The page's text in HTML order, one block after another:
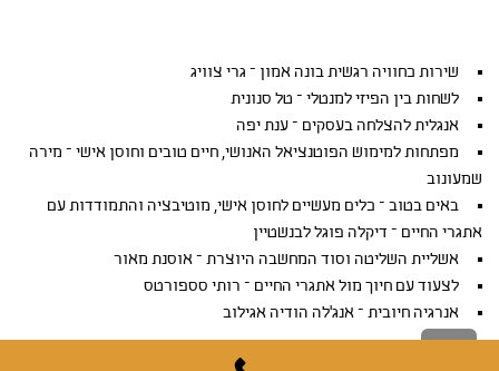
שירות כחוויה רגשית בונה אמון – גרי צוויג
לשחות בין הפיזי למנטלי – טל סנונית
אנגלית להצלחה בעסקים – ענת יפה
מפתחות למימוש הפוטנציאל האנושי, חיים טובים וחוסן אישי – מירה
שמעונוב
באים בטוב – כלים מעשיים לחוסן אישי, מוטיבציה והתמודדות עם
אתגרי החיים – דיקלה פוגל לבנשטיין
אשליית השליטה וסוד המחשבה היוצרת – אוסנת מאור
לצעוד עם חיוך מול אתגרי החיים – רותי סספורטס
אנרגיה חיובית – אנג'לה הודיה אגילוב